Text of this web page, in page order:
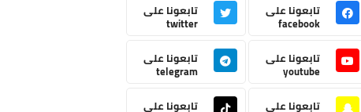
تابعونا على
facebook
تابعونا على
twitter
تابعونا على
youtube
تابعونا على
telegram
تابعونا على
تابعونا على